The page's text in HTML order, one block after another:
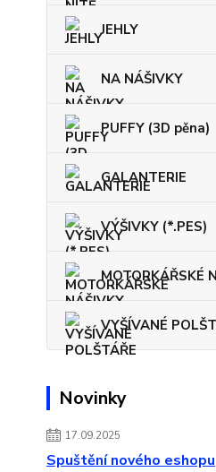
JEHLY
NA NÁŠIVKY
PUFFY (3D pěna)
GALANTERIE
VÝŠIVKY (*.PES)
MOTORKÁŘSKÉ
VYŠÍVANÉ
Novinky
17.09.2025
Spuštění nového eshopu